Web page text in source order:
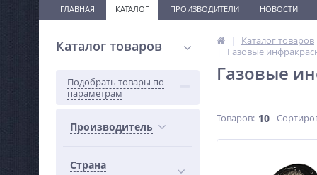
ГЛАВНАЯ КАТАЛОГ ПРОИЗВОДИТЕЛИ НОВОСТИ
Каталог товаров
Подобрать товары по
параметрам
Производитель
Страна
Каталог товаров
Газовые
Газовые
Товаров: 10